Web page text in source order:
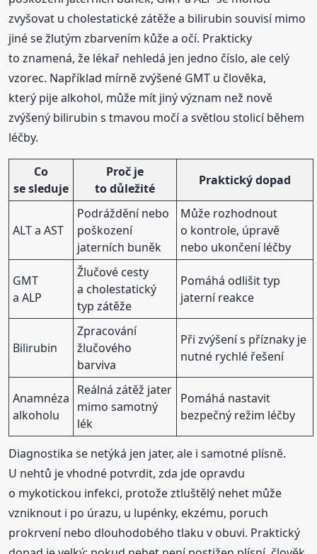
zvyšovat u cholestatické zátěže a bilirubin souvisí mimo
jiné se žlutým zbarvením kůže a očí. Prakticky
to znamená, že lékař nehledá jen jedno číslo, ale celý
vzorec. Například mírně zvýšené GMT u člověka,
který pije alkohol, může mít jiný význam než nově
zvýšený bilirubin s tmavou močí a světlou stolicí během
léčby.
Co
se sleduje
Proč je
to důležité
Praktický dopad
ALT a AST
Podráždění nebo
poškození
jaterních buněk
Může rozhodnout
o kontrole, úpravě
nebo ukončení léčby
GMT
a ALP
Žlučové cesty
a cholestatický
typ zátěže
Pomáhá odlišit typ
jaterní reakce
Bilirubin
Zpracování
žlučového
barviva
Při zvýšení s příznaky je
nutné rychlé řešení
Anamnéza
alkoholu
Reálná zátěž jater
mimo samotný
lék
Pomáhá nastavit
bezpečný režim léčby
Diagnostika se netýká jen jater, ale i samotné plísně.
U nehtů je vhodné potvrdit, zda jde opravdu
o mykotickou infekci, protože ztluštělý nehet může
vzniknout i po úrazu, u lupénky, ekzému, poruch
prokrvení nebo dlouhodobého tlaku v obuvi. Praktický